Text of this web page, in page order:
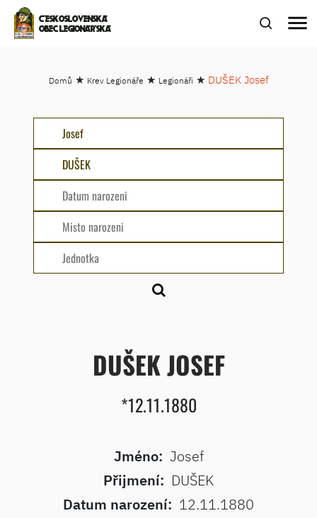
ČESKOSLOVENSKÁ
OBEC LEGIONÁŘSKÁ
menu
Domů ★ Krev Legionáře ★ Legionáři ★ DUŠEK Josef
DUŠEK JOSEF
*12.11.1880
Jméno: Josef
Přijmení: DUŠEK
Datum narození: 12.11.1880